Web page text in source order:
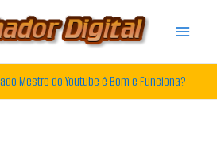
Mestre do Youtube é Bom e Funciona?